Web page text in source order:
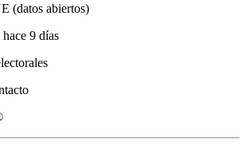
(datos abiertos)
hace 9 días